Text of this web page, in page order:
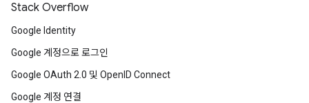
Stack Overflow
Google Identity
Google 계정으로 로그인
Google OAuth 2.0 및 OpenID Connect
Google 계정 연결